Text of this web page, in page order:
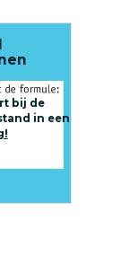
bij de
in een